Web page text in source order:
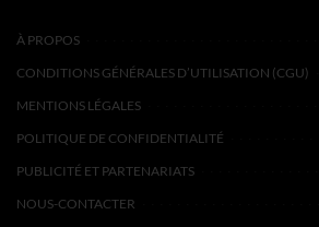
À PROPOS
CONDITIONS GÉNÉRALES D’UTILISATION (CGU)
MENTIONS LÉGALES
POLITIQUE DE CONFIDENTIALITÉ
PUBLICITÉ ET PARTENARIATS
NOUS-CONTACTER